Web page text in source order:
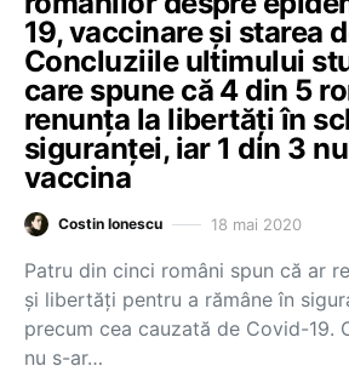
19, vaccinare și starea
Concluziile ultimului
care spune că 4 din 5
renunța la libertăți în
siguranței, iar 1 din 3
vaccina
Costin Ionescu 18 mai 2020
Patru din cinci români spun că ar
și libertăți pentru a rămâne în
precum cea cauzată de Covid-19.
nu s-ar…